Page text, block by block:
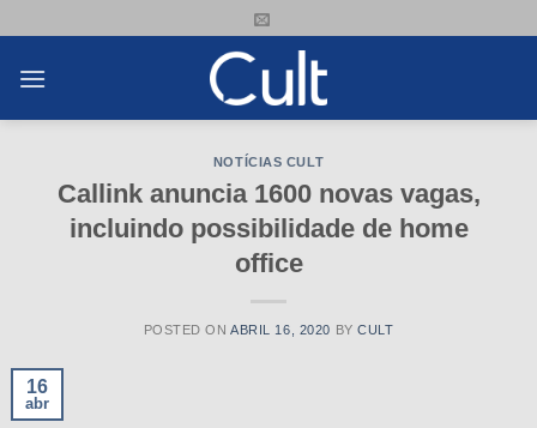
content
NOTÍCIAS CULT
Callink anuncia 1600 novas vagas,
incluindo possibilidade de home
office
POSTED ONABRIL 16, 2020 BYCULT
16
abr